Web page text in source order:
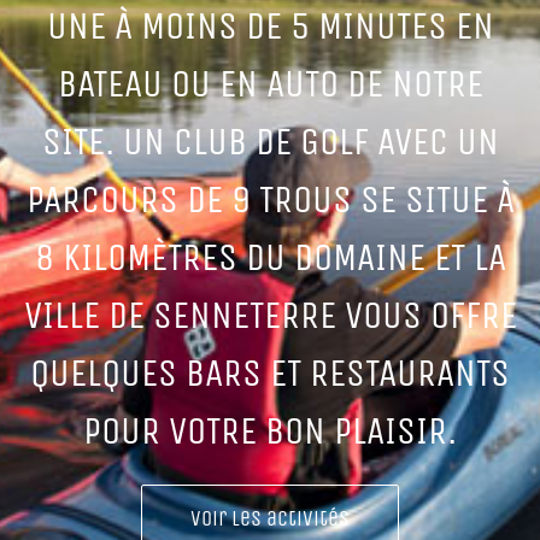
UNE À MOINS DE 5 MINUTES EN
BATEAU OU EN AUTO DE NOTRE
SITE. UN CLUB DE GOLF AVEC UN
PARCOURS DE 9 TROUS SE SITUE À
8 KILOMÈTRES DU DOMAINE ET LA
VILLE DE SENNETERRE VOUS OFFRE
QUELQUES BARS ET RESTAURANTS
POUR VOTRE BON PLAISIR.
Voir les activités